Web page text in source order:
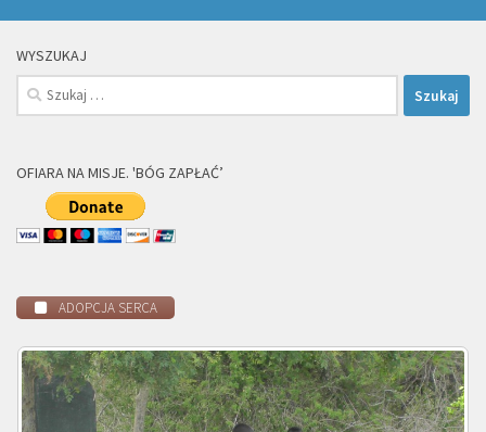
WYSZUKAJ
Szukaj:
OFIARA NA MISJE. 'BÓG ZAPŁAĆ’
ADOPCJA SERCA